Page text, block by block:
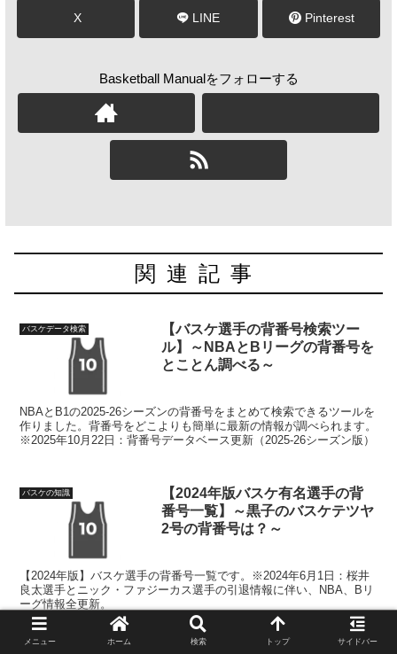
X LINE Pinterest
Basketball Manualをフォローする
関連記事
バスケデータ検索
【バスケ選手の背番号検索ツー
ル】～NBAとBリーグの背番号を
とことん調べる～
NBAとB1の2025-26シーズンの背番号をまとめて検索できるツールを
作りました。背番号をどこよりも簡単に最新の情報が調べられます。
※2025年10月22日：背番号データベース更新（2025-26シーズン版）
バスケの知識
【2024年版バスケ有名選手の背
番号一覧】～黒子のバスケテツヤ
2号の背番号は？～
【2024年版】バスケ選手の背番号一覧です。※2024年6月1日：桜井
良太選手とニック・ファジーカス選手の引退情報に伴い、NBA、Bリ
ーグ情報全更新。
メニュー ホーム 検索 トップ サイドバー